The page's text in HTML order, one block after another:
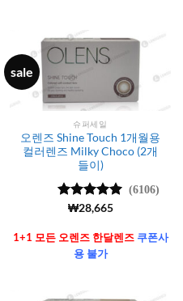
sale
슈퍼세일
오렌즈 Shine Touch 1개월용
컬러렌즈 Milky Choco (2개
들이)
5 중에서
가됨
(6106)
₩28,665
1+1 모든 오렌즈 한달렌즈쿠폰사
용 불가